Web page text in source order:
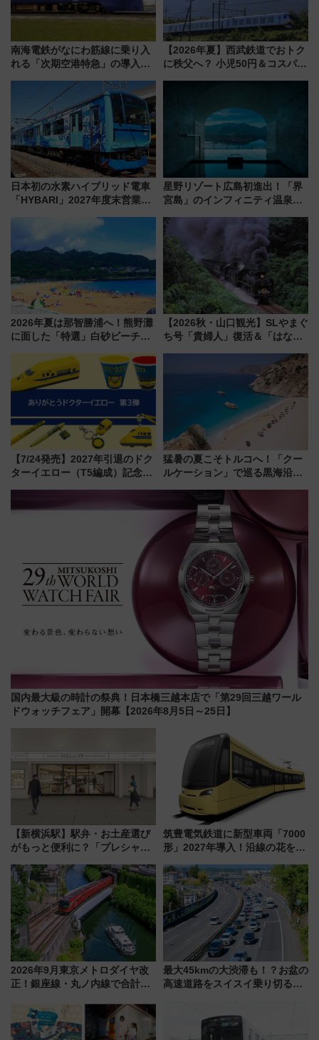
南海電鉄がなにわ筋線に乗り入
れる「次期空港特急」の導入を
日本初の鉄道デザイン
【2026年夏】西武鉄道でおトク
に秩父へ？ 小児50円＆コスパ最
日本初の水素ハイブリッド電車
「HYBARI」2027年度末営業運
で水素利活用が加速
星野リゾート広島初進出！「界
宮島」のインフィニティ温泉と
宿泊料金・アクセスは？（2026
年7月23日開業）
2026年夏は那智勝浦へ！熊野灘
に面した「特選」白砂ビーチは
会」は8月11日開催！
【2026秋・山口観光】SLやまぐ
ち号「貴婦人」復活＆「はなあ
注目観光列車まとめ きっぷの取
【7/24発売】2027年引退のドク
ターイエロー（T5編成）記念グ
売店舗まとめ
猛暑の夏こそトルコへ！「クー
ルケーション」で巡る黒海沿岸
連検索数が前年比237％増、ナ
ショジオも認める『2026年に訪
れるべき世界の旅先』
国内最大級の時計の祭典！日本橋三越本店で「第29回三越ワール
ドウォッチフェア」開幕【2026年8月5日～25日】
【新横浜駅】駅弁・お土産選び
がもっと便利に？「プレシャス
ン 場所や営業時間・限定弁当
を紹介
筑豊電気鉄道に新型車両「7000
形」2027年導入！沿線の花をイ
内は落ち着いたゆとりある空間
に
2026年9月東京メトロダイヤ改
正！銀座線・丸ノ内線で合計
最大45kmの大渋滞も！？お盆の
高速道路をスイスイ乗り切る快